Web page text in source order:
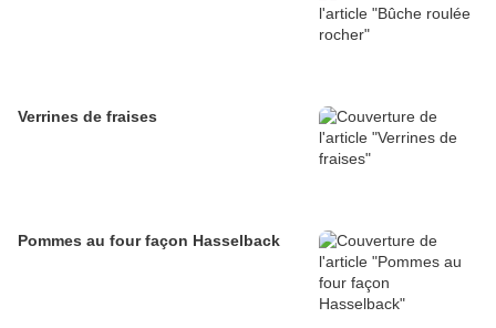
Verrines de fraises
Pommes au four façon Hasselback